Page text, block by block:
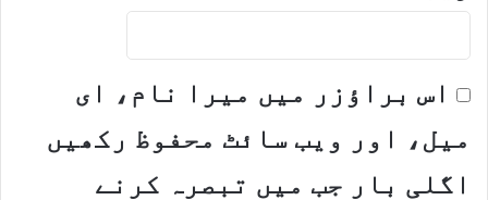
اس براؤزر میں میرا نام، ای
میل، اور ویب سائٹ محفوظ رکھیں
اگلی بار جب میں تبصرہ کرنے